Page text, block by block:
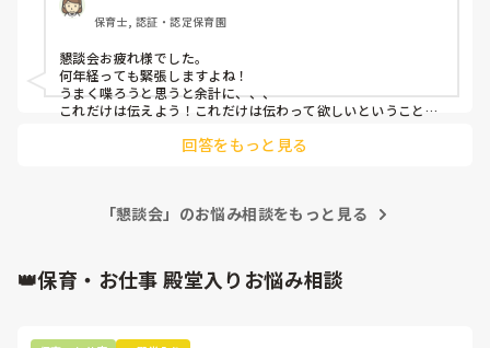
保育士, 認証・認定保育園
懇談会お疲れ様でした。
何年経っても緊張しますよね！
うまく喋ろうと思うと余計に、、、
これだけは伝えよう！これだけは伝わって欲しいということが
実際に保護者として聞いていてふんふんって思っても一年後に
ゃなく人柄ですよ！
回答をもっと見る
「懇談会」のお悩み相談をもっと見る
👑保育・お仕事 殿堂入りお悩み相談